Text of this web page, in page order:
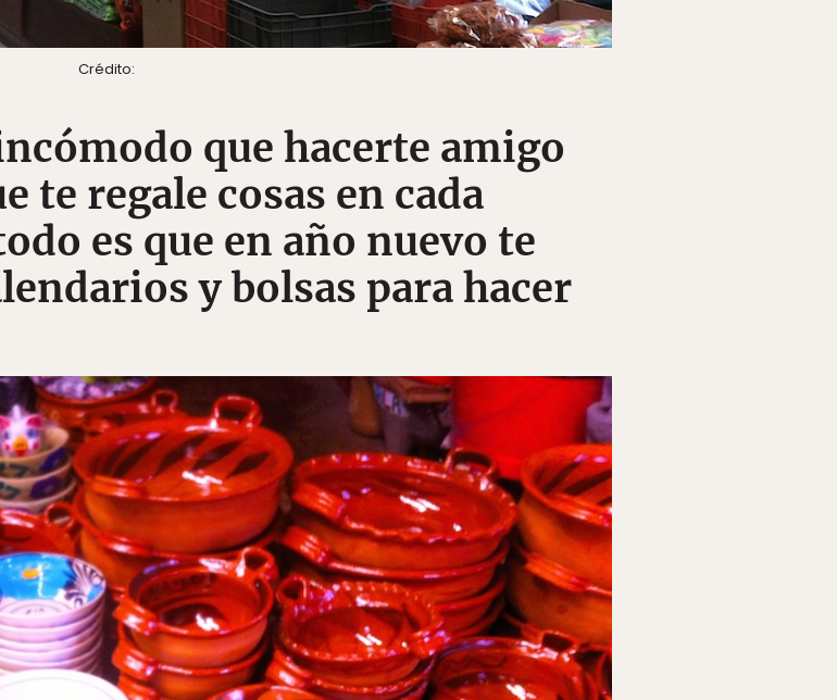
Crédito:
que hacerte amigo
te regale cosas en cada
es que en año nuevo te
y bolsas para hacer